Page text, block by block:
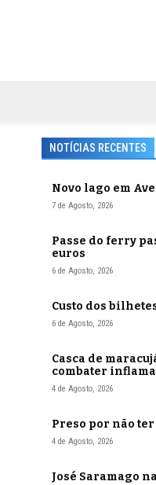
NOTÍCIAS RECENTES
Novo lago em
7 de Agosto, 2026
Passe do ferry
euros
6 de Agosto, 2026
Custo dos
6 de Agosto, 2026
Casca de
combater
4 de Agosto, 2026
Preso por não
4 de Agosto, 2026
José Saramago